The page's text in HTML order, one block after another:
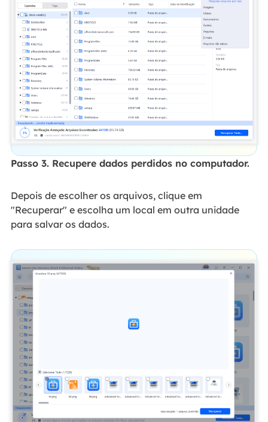
Passo 3. Recupere dados perdidos no computador.
Depois de escolher os arquivos, clique em
"Recuperar" e escolha um local em outra unidade
para salvar os dados.